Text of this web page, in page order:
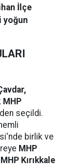
İlçe
yoğun
MHP
seçildi.
birlik ve
MHP
Kırıkkale